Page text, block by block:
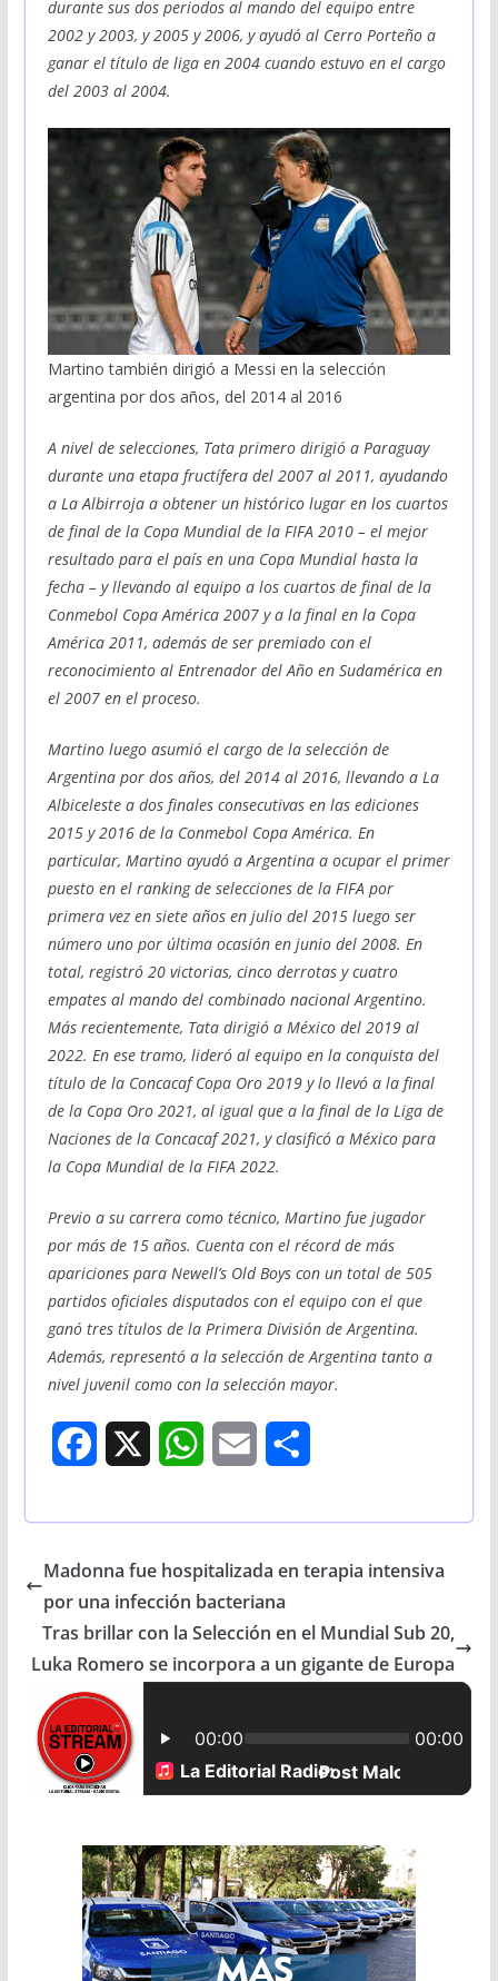
durante sus dos periodos al mando del equipo entre
2002 y 2003, y 2005 y 2006, y ayudó al Cerro Porteño a
ganar el título de liga en 2004 cuando estuvo en el cargo
del 2003 al 2004.
Martino también dirigió a Messi en la selección
argentina por dos años, del 2014 al 2016
A nivel de selecciones, Tata primero dirigió a Paraguay
durante una etapa fructífera del 2007 al 2011, ayudando
a La Albirroja a obtener un histórico lugar en los cuartos
de final de la Copa Mundial de la FIFA 2010 – el mejor
resultado para el país en una Copa Mundial hasta la
fecha – y llevando al equipo a los cuartos de final de la
Conmebol Copa América 2007 y a la final en la Copa
América 2011, además de ser premiado con el
reconocimiento al Entrenador del Año en Sudamérica en
el 2007 en el proceso.
Martino luego asumió el cargo de la selección de
Argentina por dos años, del 2014 al 2016, llevando a La
Albiceleste a dos finales consecutivas en las ediciones
2015 y 2016 de la Conmebol Copa América. En
particular, Martino ayudó a Argentina a ocupar el primer
puesto en el ranking de selecciones de la FIFA por
primera vez en siete años en julio del 2015 luego ser
número uno por última ocasión en junio del 2008. En
total, registró 20 victorias, cinco derrotas y cuatro
empates al mando del combinado nacional Argentino.
Más recientemente, Tata dirigió a México del 2019 al
2022. En ese tramo, lideró al equipo en la conquista del
título de la Concacaf Copa Oro 2019 y lo llevó a la final
de la Copa Oro 2021, al igual que a la final de la Liga de
Naciones de la Concacaf 2021, y clasificó a México para
la Copa Mundial de la FIFA 2022.
Previo a su carrera como técnico, Martino fue jugador
por más de 15 años. Cuenta con el récord de más
apariciones para Newell’s Old Boys con un total de 505
partidos oficiales disputados con el equipo con el que
ganó tres títulos de la Primera División de Argentina.
Además, representó a la selección de Argentina tanto a
nivel juvenil como con la selección mayor.
e
b
o
o
k
W
t
A
i
l
r
e
Madonna fue hospitalizada en terapia intensiva
por una infección bacteriana
Tras brillar con la Selección en el Mundial Sub 20,
Luka Romero se incorpora a un gigante de Europa